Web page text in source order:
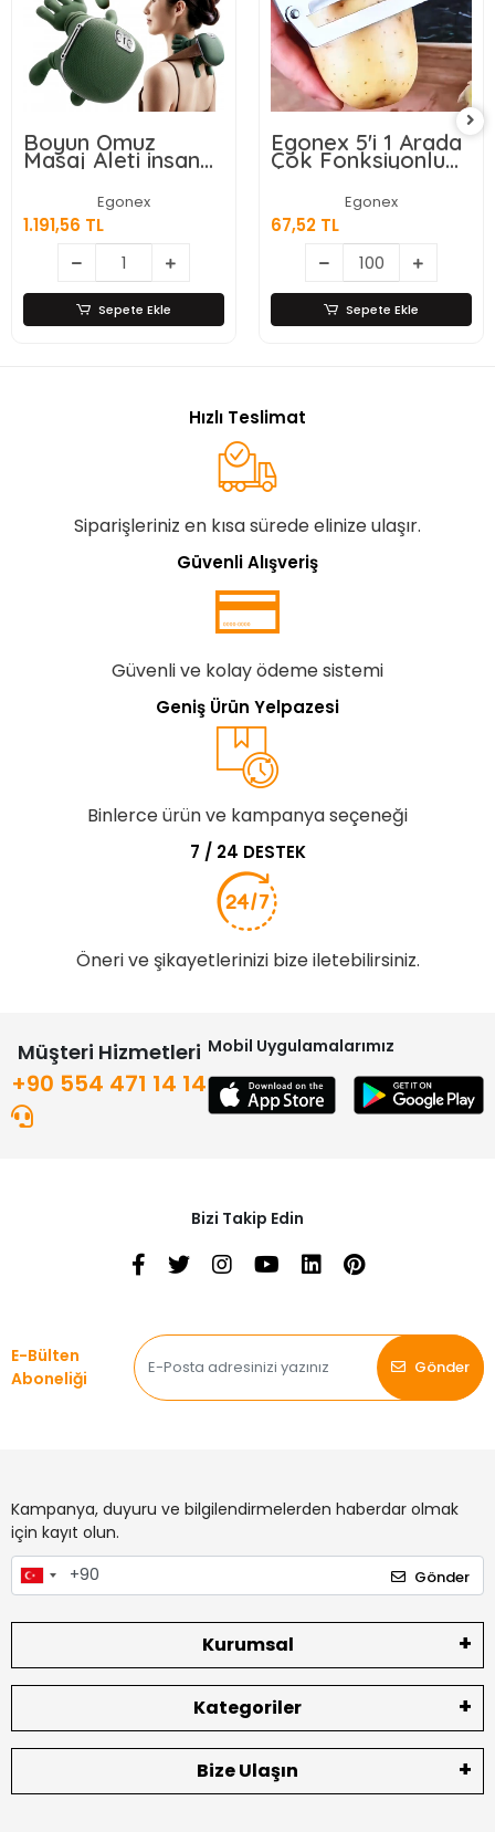
Boyun Omuz
Masaj Aleti insan
Eli Görünümlü Kas
Masaj Aleti
Egonex
1.191,56 TL
Sepete Ekle
Egonex 5'i 1 Arada
Çok Fonksiyonlu
Meyve Sebze
Soyacağı, Jülyen
Dilimleyici ve Şişe
Açacağı – Ahşap
Saplı Paslanmaz
Çelik
Egonex
67,52 TL
Sepete Ekle
Hızlı Teslimat
Siparişleriniz en kısa sürede elinize ulaşır.
Güvenli Alışveriş
Güvenli ve kolay ödeme sistemi
Geniş Ürün Yelpazesi
Binlerce ürün ve kampanya seçeneği
7 / 24 DESTEK
Öneri ve şikayetlerinizi bize iletebilirsiniz.
Müşteri Hizmetleri
+90 554 471 14 14
Mobil Uygulamalarımız
Bizi Takip Edin
E-Bülten
Aboneliği
Gönder
Kampanya, duyuru ve bilgilendirmelerden haberdar olmak
için kayıt olun.
Gönder
Kurumsal
Kategoriler
Bize Ulaşın